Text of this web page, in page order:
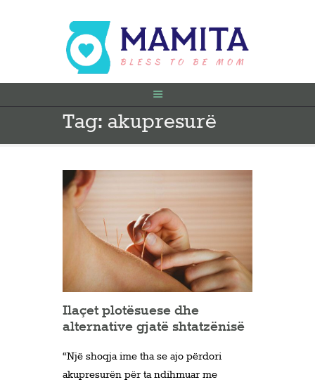
Tag: akupresurë
FILLIMI
PARA SHTATËZANIE
VITI I PARË
KONTAKT
Ilaçet plotësuese dhe
alternative gjatë shtatzënisë
“Një shoqja ime tha se ajo përdori
akupresurën për ta ndihmuar me